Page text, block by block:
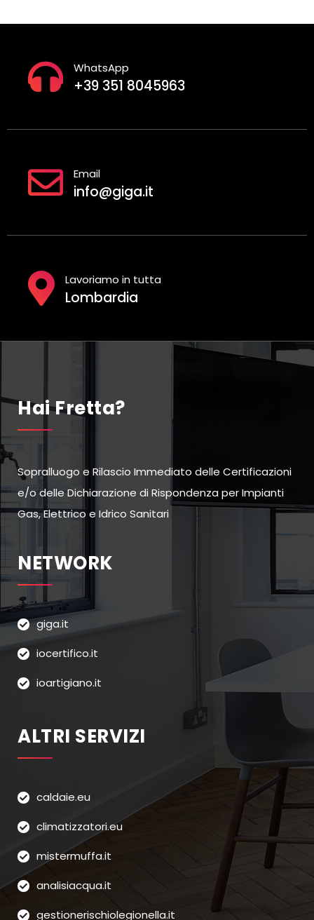
WhatsApp
+39 351 8045963
Email
info@giga.it
Lavoriamo in tutta
Lombardia
Hai Fretta?
Sopralluogo e Rilascio Immediato delle Certificazioni
e/o delle Dichiarazione di Rispondenza per Impianti
Gas, Elettrico e Idrico Sanitari
NETWORK
giga.it
iocertifico.it
ioartigiano.it
ALTRI SERVIZI
caldaie.eu
climatizzatori.eu
mistermuffa.it
analisiacqua.it
gestionerischiolegionella.it